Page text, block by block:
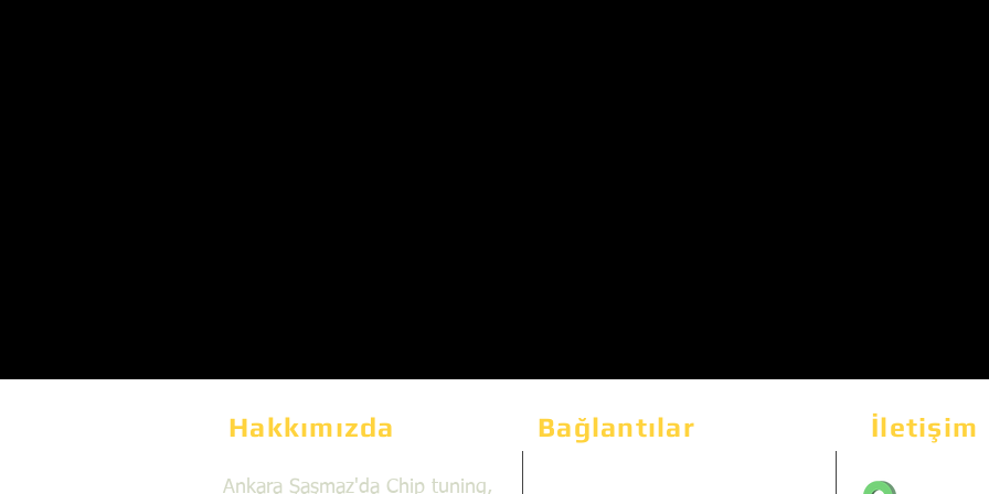
Hakkımızda Bağlantılar İletişim
Ankara Şaşmaz'da Chip tuning,